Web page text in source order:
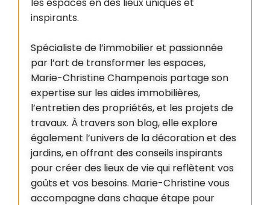
inspirants.
Spécialiste de l’immobilier et passionnée
par l’art de transformer les espaces,
Marie-Christine Champenois partage son
expertise sur les aides immobilières,
l’entretien des propriétés, et les projets de
travaux. À travers son blog, elle explore
également l’univers de la décoration et des
jardins, en offrant des conseils inspirants
pour créer des lieux de vie qui reflètent vos
goûts et vos besoins. Marie-Christine vous
accompagne dans chaque étape pour